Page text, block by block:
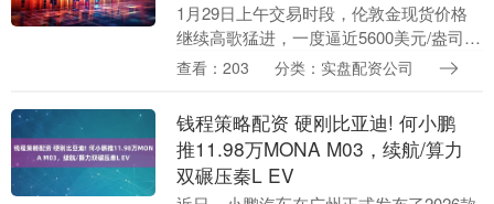
1月29日上午交易时段，伦敦金现货价格
继续高歌猛进，一度逼近5600美元/盎司，
但A股和港股的金矿股却出现冲高回落的
早上，....
查看：203 分类：实盘配资公司
钱程策略配资 硬刚比亚迪! 何小鹏
推11.98万MONA M03，续航/算力
双碾压秦L EV